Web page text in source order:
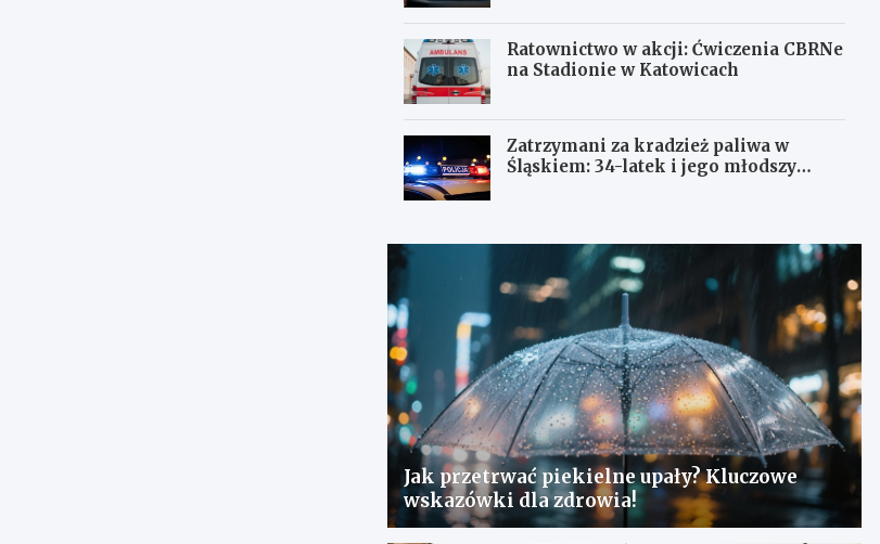
Ratownictwo w akcji: Ćwiczenia CBRNe
na Stadionie w Katowicach
Zatrzymani za kradzież paliwa w
Śląskiem: 34-latek i jego młodszy
Jak przetrwać piekielne upały? Kluczowe
wskazówki dla zdrowia!